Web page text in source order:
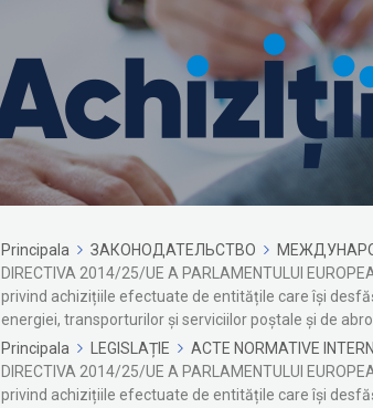
Principala ЗАКОНОДАТЕЛЬСТВО
DIRECTIVA 2014/25/UE A PARLAMENTULUI
privind achizițiile efectuate de entitățile care își
energiei, transporturilor și serviciilor poștale și de
Principala
LEGISLAȚIE
ACTE NORMATIVE
DIRECTIVA 2014/25/UE A PARLAMENTULUI
privind achizițiile efectuate de entitățile care își